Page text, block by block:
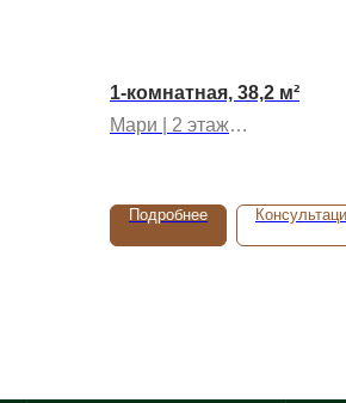
1-комнатная, 38,2 м²
Мари | 2 этаж
Подробнее